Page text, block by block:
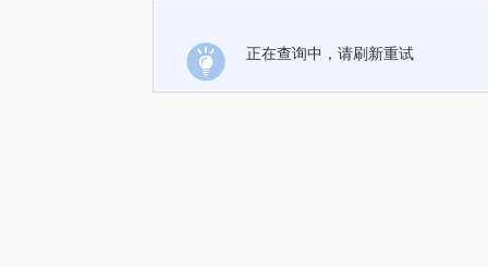
正在查询中，请刷新重试